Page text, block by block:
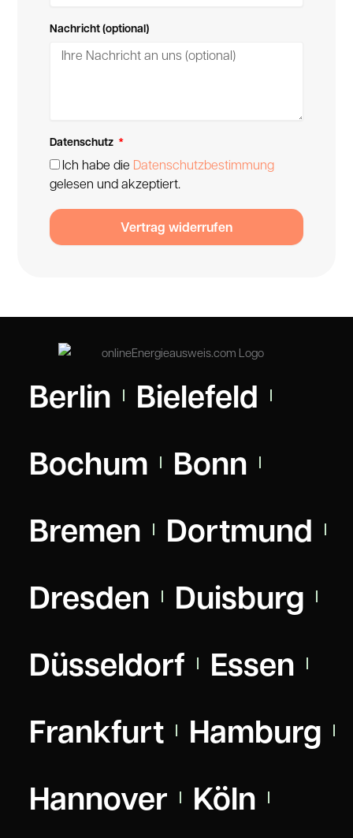
Nachricht (optional)
Datenschutz
Ich habe die Datenschutzbestimmung
gelesen und akzeptiert.
Vertrag widerrufen
Berlin
Bielefeld
Bochum
Bonn
Bremen
Dortmund
Dresden
Duisburg
Düsseldorf
Essen
Frankfurt
Hamburg
Hannover
Köln